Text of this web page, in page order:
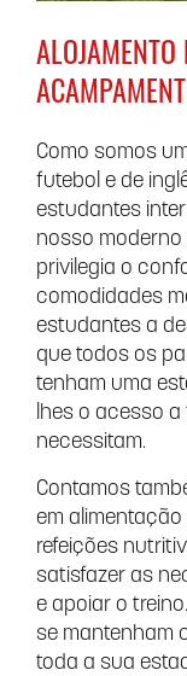
ALOJAMENTO
Como somos
futebol e de
estudantes
nosso moderno
privilegia o
comodidades
estudantes a
que todos os
tenham uma
lhes o acesso
necessitam.
Contamos
em
refeições
satisfazer as
e apoiar o
se mantenham
toda a sua